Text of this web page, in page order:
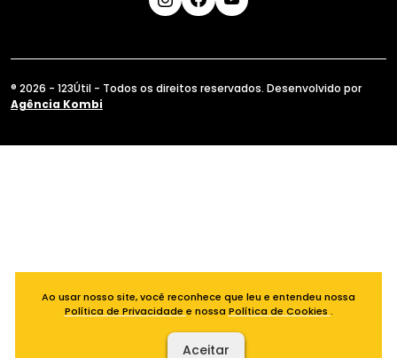
® 2026 - 123Útil - Todos os direitos reservados. Desenvolvido por
Agência Kombi
Ao usar nosso site, você reconhece que leu e entendeu nossa
Política de Privacidade e nossa Política de Cookies .
Aceitar